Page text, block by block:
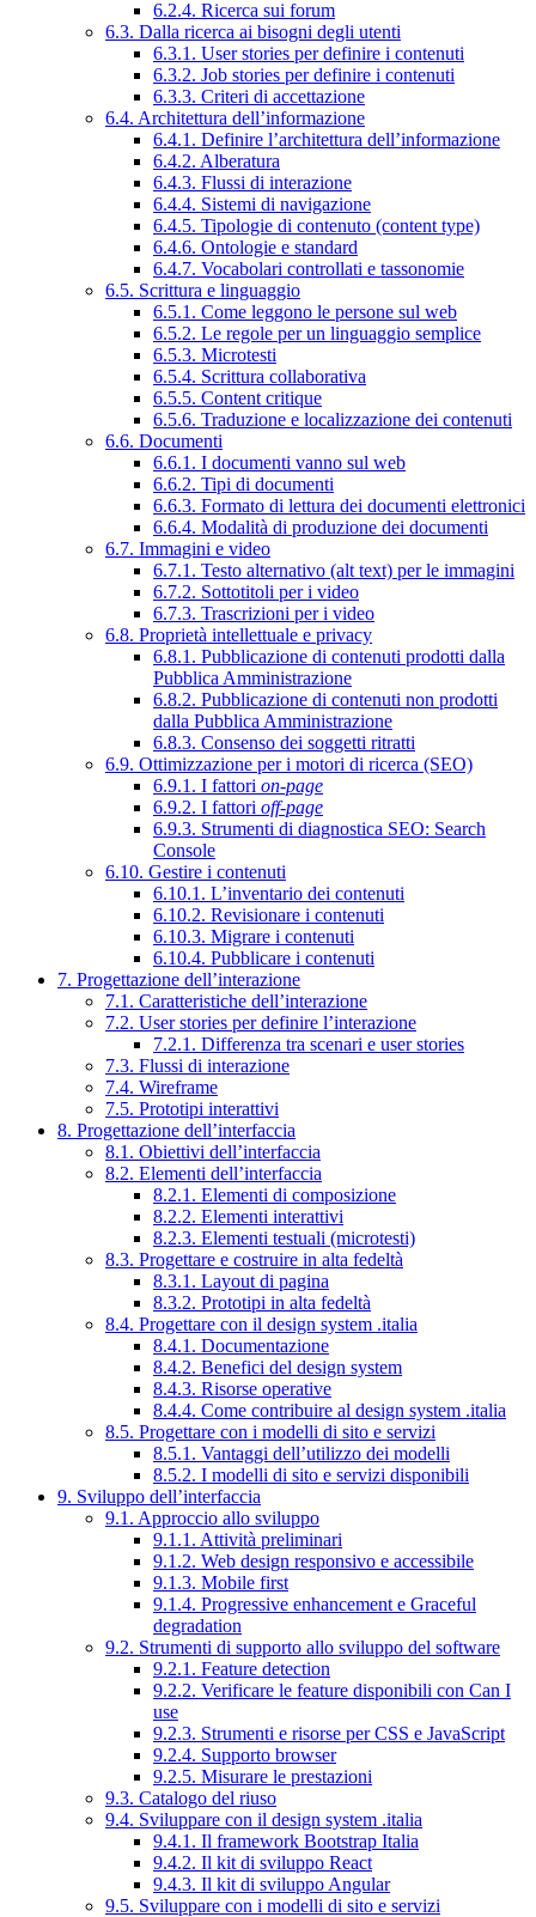
6.2.4. Ricerca sui forum
6.3. Dalla ricerca ai bisogni degli utenti
6.3.1. User stories per definire i contenuti
6.3.2. Job stories per definire i contenuti
6.3.3. Criteri di accettazione
6.4. Architettura dell’informazione
6.4.1. Definire l’architettura dell’informazione
6.4.2. Alberatura
6.4.3. Flussi di interazione
6.4.4. Sistemi di navigazione
6.4.5. Tipologie di contenuto (content type)
6.4.6. Ontologie e standard
6.4.7. Vocabolari controllati e tassonomie
6.5. Scrittura e linguaggio
6.5.1. Come leggono le persone sul web
6.5.2. Le regole per un linguaggio semplice
6.5.3. Microtesti
6.5.4. Scrittura collaborativa
6.5.5. Content critique
6.5.6. Traduzione e localizzazione dei contenuti
6.6. Documenti
6.6.1. I documenti vanno sul web
6.6.2. Tipi di documenti
6.6.3. Formato di lettura dei documenti elettronici
6.6.4. Modalità di produzione dei documenti
6.7. Immagini e video
6.7.1. Testo alternativo (alt text) per le immagini
6.7.2. Sottotitoli per i video
6.7.3. Trascrizioni per i video
6.8. Proprietà intellettuale e privacy
6.8.1. Pubblicazione di contenuti prodotti dalla
Pubblica Amministrazione
6.8.2. Pubblicazione di contenuti non prodotti
dalla Pubblica Amministrazione
6.8.3. Consenso dei soggetti ritratti
6.9. Ottimizzazione per i motori di ricerca (SEO)
6.9.1. I fattori on-page
6.9.2. I fattori off-page
6.9.3. Strumenti di diagnostica SEO: Search
Console
6.10. Gestire i contenuti
6.10.1. L’inventario dei contenuti
6.10.2. Revisionare i contenuti
6.10.3. Migrare i contenuti
6.10.4. Pubblicare i contenuti
7. Progettazione dell’interazione
7.1. Caratteristiche dell’interazione
7.2. User stories per definire l’interazione
7.2.1. Differenza tra scenari e user stories
7.3. Flussi di interazione
7.4. Wireframe
7.5. Prototipi interattivi
8. Progettazione dell’interfaccia
8.1. Obiettivi dell’interfaccia
8.2. Elementi dell’interfaccia
8.2.1. Elementi di composizione
8.2.2. Elementi interattivi
8.2.3. Elementi testuali (microtesti)
8.3. Progettare e costruire in alta fedeltà
8.3.1. Layout di pagina
8.3.2. Prototipi in alta fedeltà
8.4. Progettare con il design system .italia
8.4.1. Documentazione
8.4.2. Benefici del design system
8.4.3. Risorse operative
8.4.4. Come contribuire al design system .italia
8.5. Progettare con i modelli di sito e servizi
8.5.1. Vantaggi dell’utilizzo dei modelli
8.5.2. I modelli di sito e servizi disponibili
9. Sviluppo dell’interfaccia
9.1. Approccio allo sviluppo
9.1.1. Attività preliminari
9.1.2. Web design responsivo e accessibile
9.1.3. Mobile first
9.1.4. Progressive enhancement e Graceful
degradation
9.2. Strumenti di supporto allo sviluppo del software
9.2.1. Feature detection
9.2.2. Verificare le feature disponibili con Can I
use
9.2.3. Strumenti e risorse per CSS e JavaScript
9.2.4. Supporto browser
9.2.5. Misurare le prestazioni
9.3. Catalogo del riuso
9.4. Sviluppare con il design system .italia
9.4.1. Il framework Bootstrap Italia
9.4.2. Il kit di sviluppo React
9.4.3. Il kit di sviluppo Angular
9.5. Sviluppare con i modelli di sito e servizi